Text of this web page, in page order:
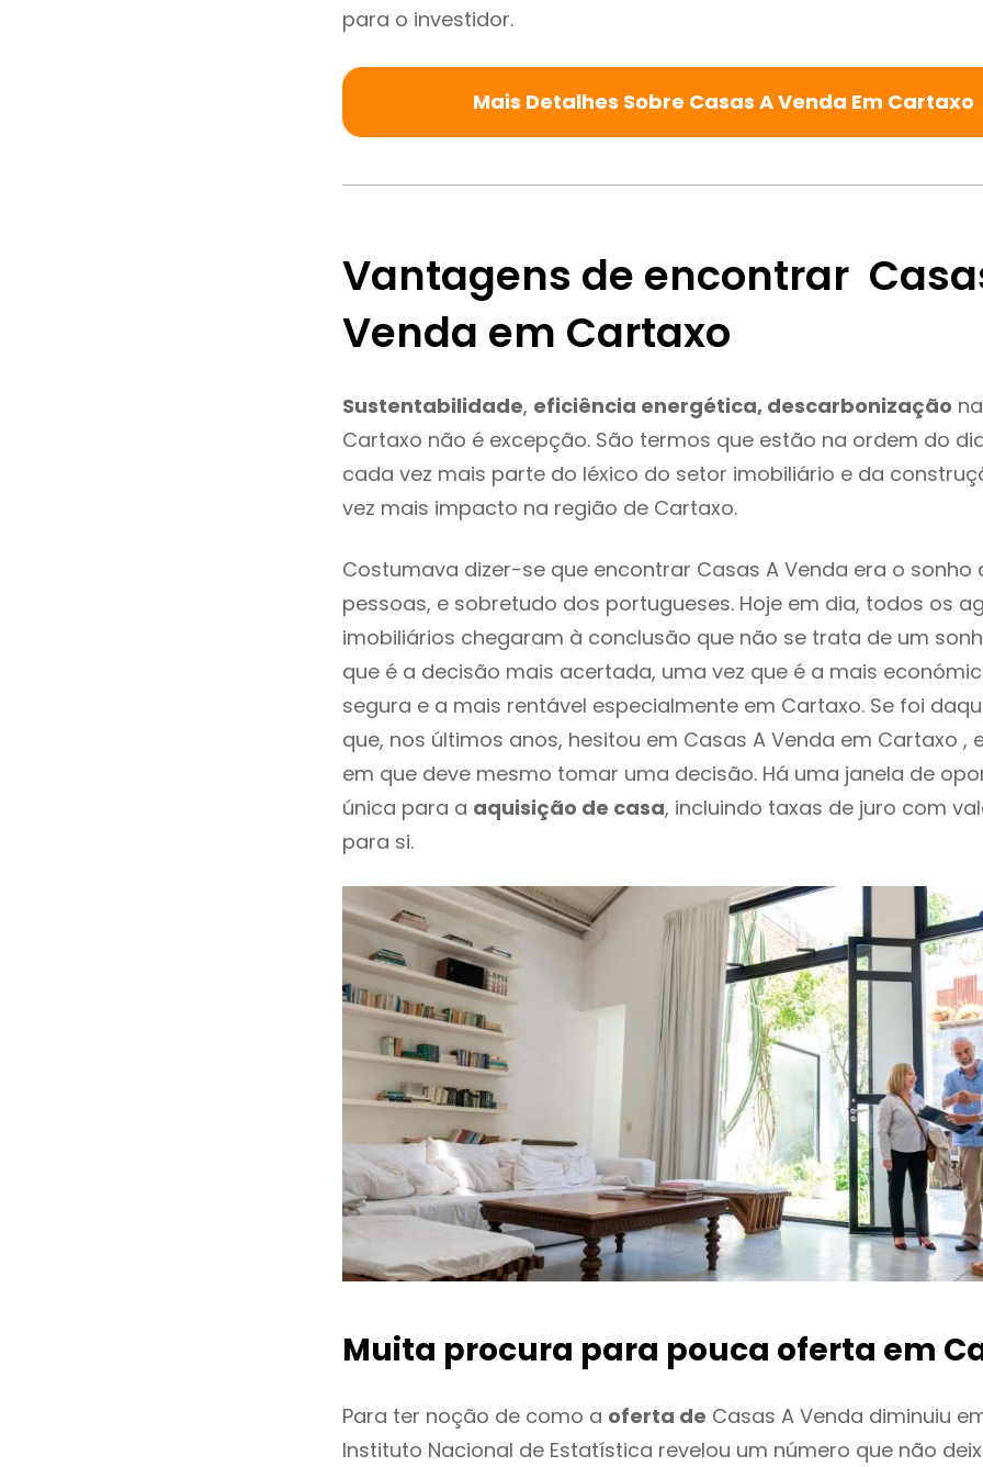
para o investidor.
Mais Detalhes Sobre Casas A Venda Em Cartaxo
Vantagens de encontrar
Venda em Cartaxo
Sustentabilidade, eficiência energética, descarbonização
Cartaxo não é excepção. São termos que estão na ordem do
cada vez mais parte do léxico do setor imobiliário e da
vez mais impacto na região de Cartaxo.
Costumava dizer-se que encontrar Casas A Venda era o sonho
pessoas, e sobretudo dos portugueses. Hoje em dia, todos os
imobiliários chegaram à conclusão que não se trata de um
que é a decisão mais acertada, uma vez que é a mais
segura e a mais rentável especialmente em Cartaxo. Se foi
que, nos últimos anos, hesitou em Casas A Venda em Cartaxo ,
em que deve mesmo tomar uma decisão. Há uma janela de
única para a aquisição de casa, incluindo taxas de juro com
para si.
Muita procura para pouca oferta em
Para ter noção de como a oferta de Casas A Venda diminuiu
Instituto Nacional de Estatística revelou um número que não